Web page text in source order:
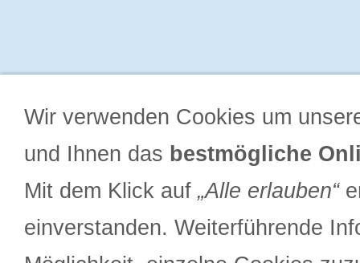
Wir verwenden Cookies um
und Ihnen das bestmögliche
Mit dem Klick auf „Alle erlauben“
einverstanden. Weiterführende